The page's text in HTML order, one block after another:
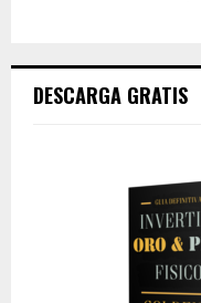
DESCARGA GRATIS